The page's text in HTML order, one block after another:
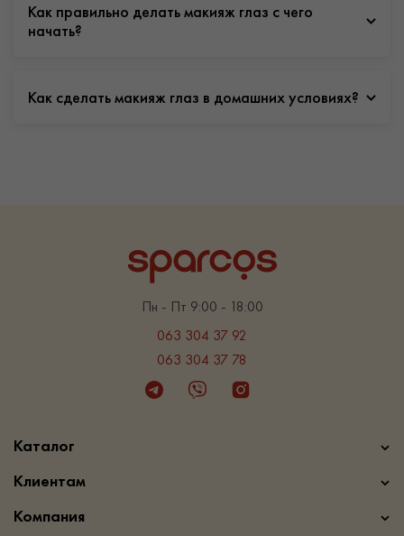
Как правильно делать макияж глаз с чего
начать?
Как сделать макияж глаз в домашних условиях?
Пн - Пт 9:00 - 18:00
063 304 37 92
063 304 37 78
TelegramViber Instagram
Каталог
Клиентам
Компания